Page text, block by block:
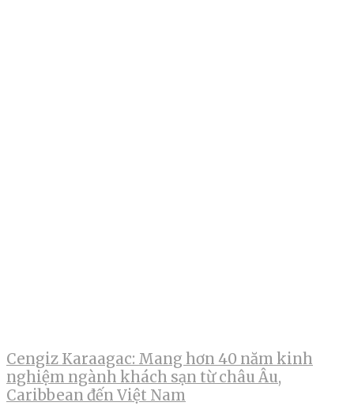
Cengiz Karaagac: Mang hơn 40 năm kinh
nghiệm ngành khách sạn từ châu Âu,
Caribbean đến Việt Nam